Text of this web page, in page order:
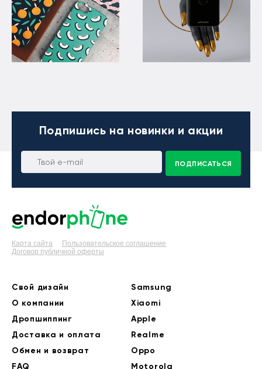
Подпишись на новинки и акции
ПОДПИСАТЬСЯ
Карта сайта
Пользовательское соглашение
Договор публичной оферты
Свой дизайн
О компании
Дропшиппинг
Доставка и оплата
Обмен и возврат
FAQ
Samsung
Xiaomi
Apple
Realme
Oppo
Motorola